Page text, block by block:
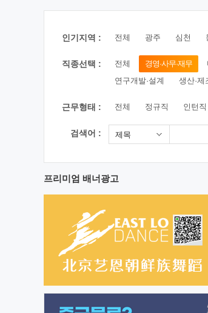
인기지역 : 전체 광주 심천
직종선택 : 전체 경영·사무·재무
연구개발·설계
생산·제
근무형태 : 전체 정규직 인턴직
검색어 : 제목
프리미엄 배너광고